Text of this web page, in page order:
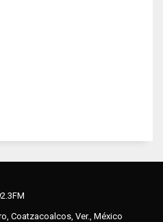
Coatzacoalcos, Ver., México